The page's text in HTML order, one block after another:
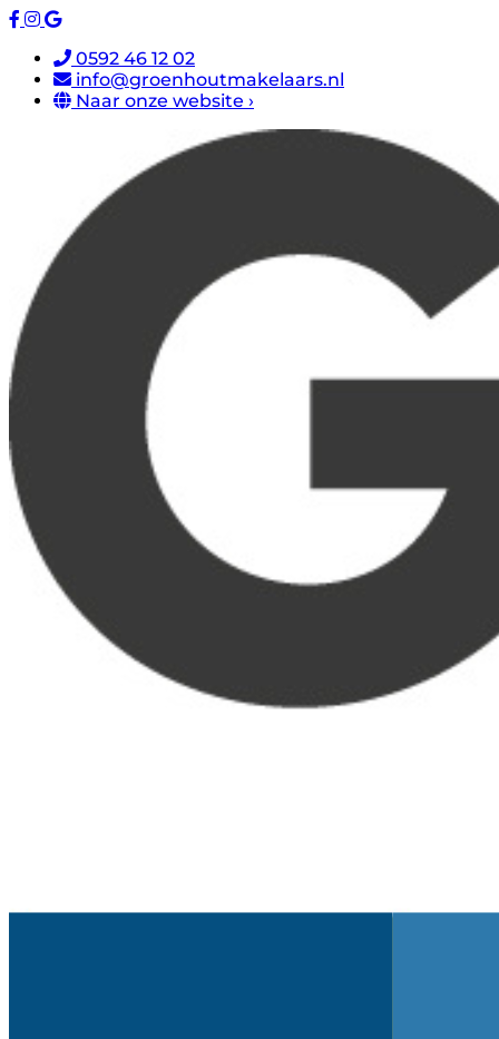
0592 46 12 02
info@groenhoutmakelaars.nl
Naar onze website ›